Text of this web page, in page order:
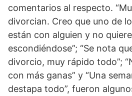
comentarios al respecto.
divorcian. Creo que uno de
están con alguien y no
escondiéndose”; “Se nota
divorcio, muy rápido todo”;
con más ganas” y “Una
destapa todo”, fueron